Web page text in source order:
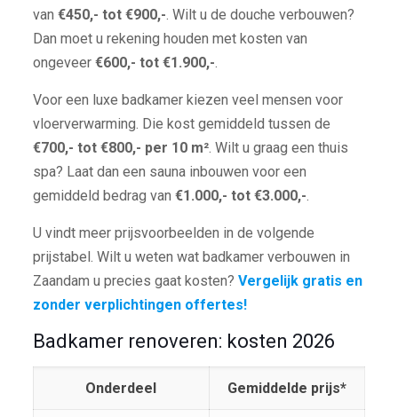
van €450,- tot €900,-. Wilt u de douche verbouwen?
Dan moet u rekening houden met kosten van
ongeveer €600,- tot €1.900,-.
Voor een luxe badkamer kiezen veel mensen voor
vloerverwarming. Die kost gemiddeld tussen de
€700,- tot €800,- per 10 m². Wilt u graag een thuis
spa? Laat dan een sauna inbouwen voor een
gemiddeld bedrag van €1.000,- tot €3.000,-.
U vindt meer prijsvoorbeelden in de volgende
prijstabel. Wilt u weten wat badkamer verbouwen in
Zaandam u precies gaat kosten? Vergelijk gratis en
zonder verplichtingen offertes!
Badkamer renoveren: kosten 2026
Onderdeel Gemiddelde prijs*